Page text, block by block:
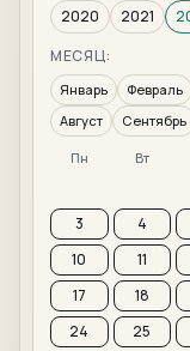
2020
2021
МЕСЯЦ:
Январь Февраль
Август
Сентябрь
Пн Вт
3
4
10
11
17
18
24
25